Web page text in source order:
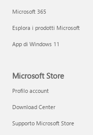
Microsoft 365
Esplora i prodotti Microsoft
App di Windows 11
Microsoft Store
Profilo account
Download Center
Supporto Microsoft Store